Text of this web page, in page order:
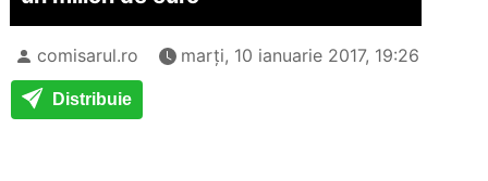
comisarul.ro marți, 10 ianuarie 2017, 19:26
Distribuie